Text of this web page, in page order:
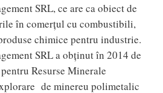
SRL, ce are ca obiect de
în comerţul cu combustibili,
chimice pentru industrie.
SRL a obţinut în 2014 de
Resurse Minerale
de minereu polimetalic